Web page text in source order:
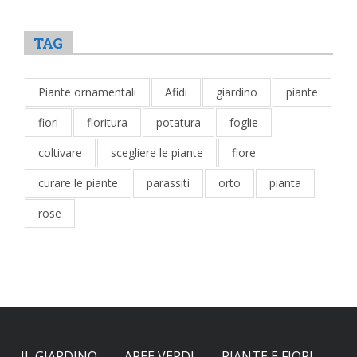
TAG
Piante ornamentali Afidi giardino
piante
fiori
fioritura potatura
foglie
coltivare
scegliere le piante
fiore
curare le piante
parassiti orto
pianta
rose